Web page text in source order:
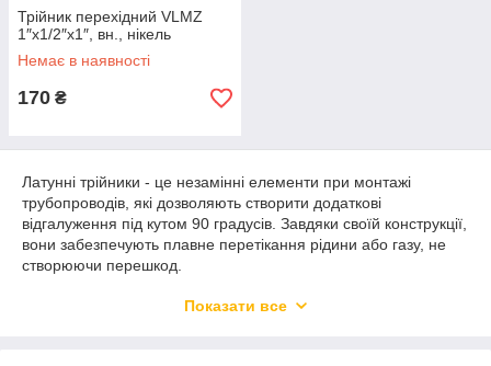
Трійник перехідний VLMZ
1″х1/2″х1″, вн., нікель
Немає в наявності
170 ₴
Латунні трійники - це незамінні елементи при монтажі
трубопроводів, які дозволяють створити додаткові
відгалуження під кутом 90 градусів. Завдяки своїй конструкції,
вони забезпечують плавне перетікання рідини або газу, не
створюючи перешкод.
Переваги латунних трійників:
Показати все